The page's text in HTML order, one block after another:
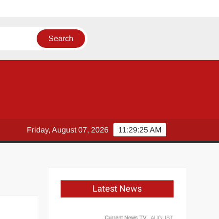
11:29:25 AM
Friday, August 07, 2026
Latest News
Current News TV
AUGUST